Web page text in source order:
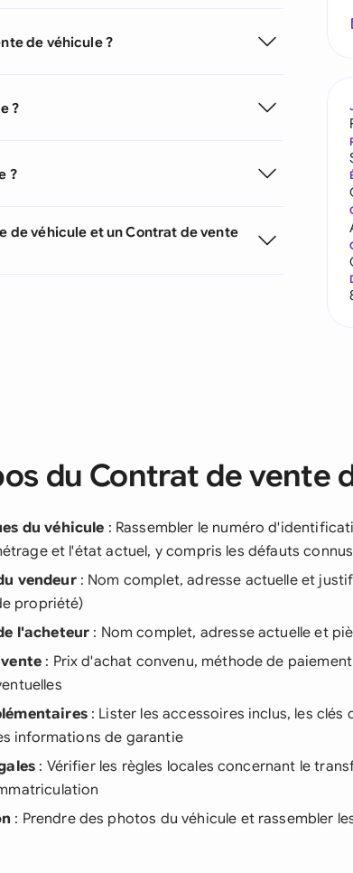
de véhicule ?
?
?
de véhicule et un Contrat de vente
du Contrat de vente
du véhicule : Rassembler le numéro
et l'état actuel, y compris les défauts connus
vendeur: Nom complet, adresse actuelle et
propriété)
l'acheteur : Nom complet, adresse actuelle et
: Prix d'achat convenu, méthode de
: Lister les accessoires inclus, les clés
informations de garantie
: Vérifier les règles locales concernant le
: Prendre des photos du véhicule et rassembler